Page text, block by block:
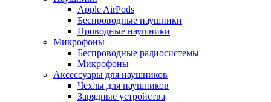
Apple AirPods
Беспроводные наушники
Проводные наушники
Микрофоны
Беспроводные радиосистемы
Микрофоны
Аксессуары для наушников
Чехлы для наушников
Зарядные устройства